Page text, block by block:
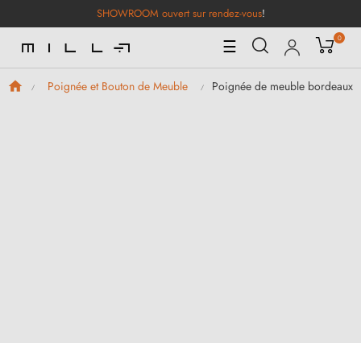
SHOWROOM ouvert sur rendez-vous!
Basculer
la
navigation
☰ 0
Poignée et Bouton de Meuble Poignée de meuble bordeaux